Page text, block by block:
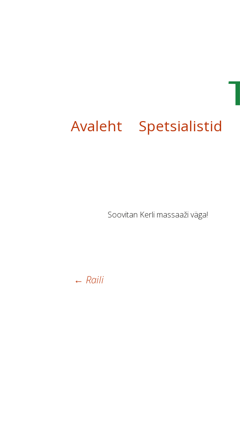
Avaleht Spetsialistid
Soovitan Kerli massaaži väga!
Postituste
← Raili